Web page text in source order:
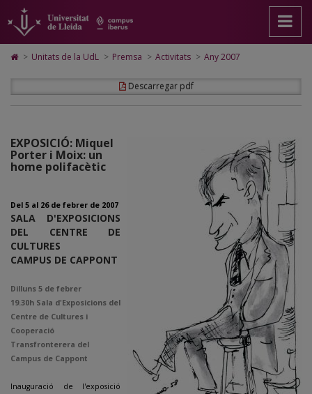
Activitats
Any
2007
pàgina
principal.
Lleida
contingut
principal
Mapa
Web.
Universitat
Cerca
Accessibilitat.
Universitat
Lleida
Icono
para
ir
página
de
inicio
> Unitats de la UdL > Premsa > Activitats > Any 2007
Descarregar pdf
EXPOSICIÓ: Miquel
Porter i Moix: un
home polifacètic
Del 5 al 26 de febrer de 2007
SALA D'EXPOSICIONS
DEL CENTRE DE
CULTURES
CAMPUS DE CAPPONT
Dilluns 5 de febrer
19.30h Sala d'Exposicions del
Centre de Cultures i
Cooperació
Transfronterera del
Campus de Cappont
Inauguració de l'exposició